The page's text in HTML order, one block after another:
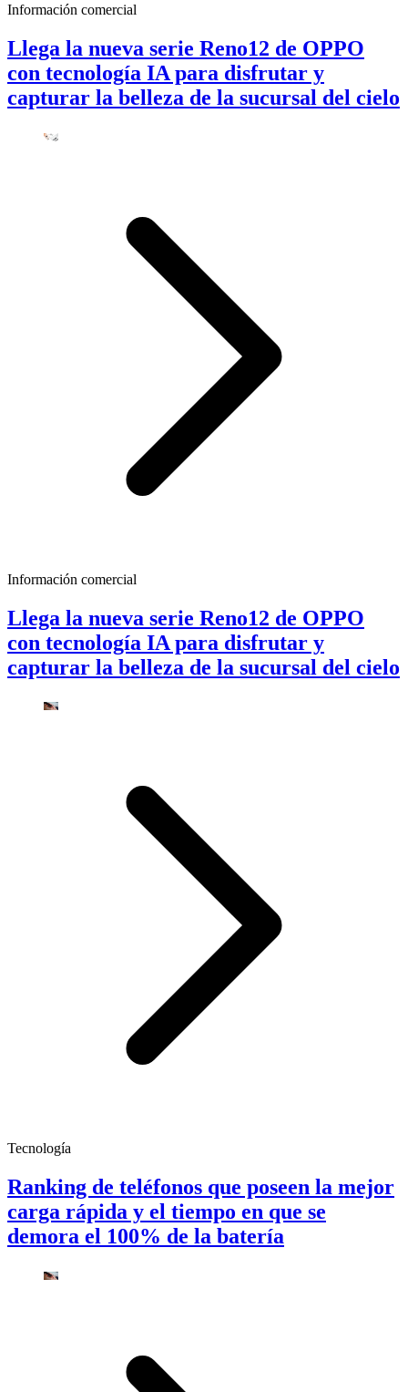
Información comercial
Llega la nueva serie Reno12 de OPPO
con tecnología IA para disfrutar y
capturar la belleza de la sucursal del cielo
Información comercial
Llega la nueva serie Reno12 de OPPO
con tecnología IA para disfrutar y
capturar la belleza de la sucursal del cielo
Tecnología
Ranking de teléfonos que poseen la mejor
carga rápida y el tiempo en que se
demora el 100% de la batería